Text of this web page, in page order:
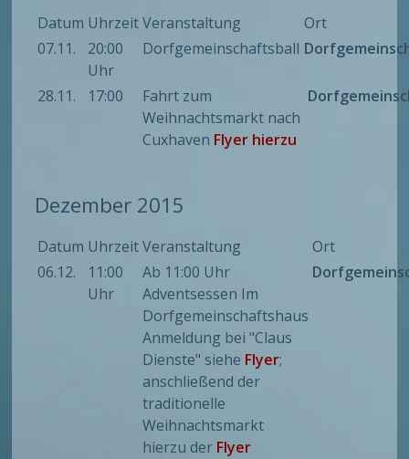
Datum Uhrzeit Veranstaltung
Ort
07.11.
20:00
Uhr
Dorfgemeinschaftsball
28.11. 17:00
Fahrt zum
Weihnachtsmarkt nach
Cuxhaven Flyer hierzu
Dezember 2015
Datum Uhrzeit Veranstaltung
Ort
06.12.
11:00
Uhr
Ab 11:00 Uhr
Adventsessen Im
Dorfgemeinschaftshaus
Anmeldung bei "Claus
Dienste" siehe Flyer;
anschließend der
traditionelle
Weihnachtsmarkt
hierzu der Flyer